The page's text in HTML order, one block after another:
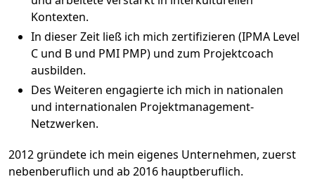
Kontexten.
In dieser Zeit ließ ich mich zertifizieren (IPMA Level
C und B und PMI PMP) und zum Projektcoach
ausbilden.
Des Weiteren engagierte ich mich in nationalen
und internationalen Projektmanagement-
Netzwerken.
2012 gründete ich mein eigenes Unternehmen, zuerst
nebenberuflich und ab 2016 hauptberuflich.